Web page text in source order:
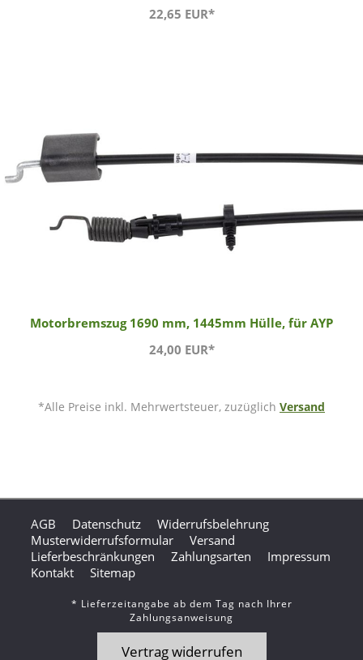
22,65 EUR*
Motorbremszug 1690 mm, 1445mm Hülle, für AYP
24,00 EUR*
*Alle Preise inkl. Mehrwertsteuer, zuzüglich Versand
AGB Datenschutz
Widerrufsbelehrung
Musterwiderrufsformular
Versand
Lieferbeschränkungen
Zahlungsarten
Impressum
Kontakt
Sitemap
* Lieferzeitangabe ab dem Tag nach Ihrer
Zahlungsanweisung
Vertrag widerrufen